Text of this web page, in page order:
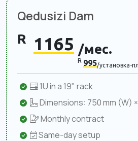
Qedusizi Dam
R 1165 /мес.
R 995/установка-
1U in a 19" rack
Dimensions: 750 mm (W)
Monthly contract
Same-day setup